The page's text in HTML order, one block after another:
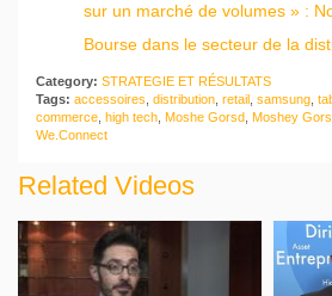
sur un marché de volumes » :
Bourse dans le secteur de la
Category: STRATEGIE ET RÉSULTATS
Tags: accessoires distribution retail samsung
commerce high tech Moshe Gorsd Moshey
We.Connect
Related Videos